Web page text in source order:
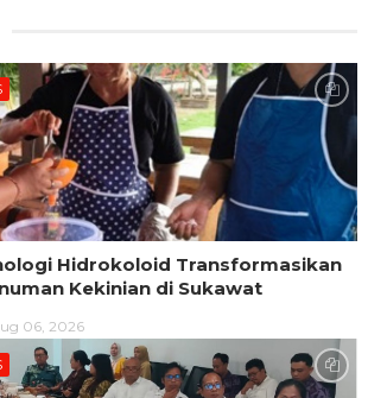
Hidrokoloid Transformasikan
Kekinian di Sukawat
06, 2026